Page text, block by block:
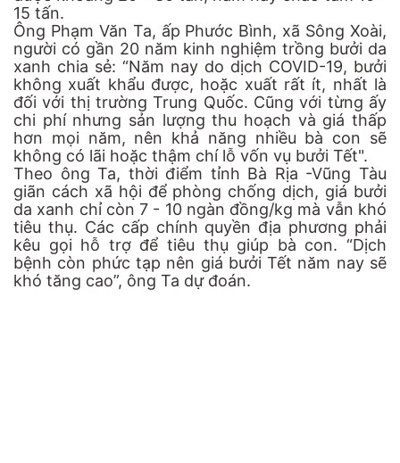
15 tấn.
Ông Phạm Văn Ta, ấp Phước Bình, xã Sông Xoài,
người có gần 20 năm kinh nghiệm trồng bưởi da
xanh chia sẻ: “Năm nay do dịch COVID-19, bưởi
không xuất khẩu được, hoặc xuất rất ít, nhất là
đối với thị trường Trung Quốc. Cũng với từng ấy
chi phí nhưng sản lượng thu hoạch và giá thấp
hơn mọi năm, nên khả năng nhiều bà con sẽ
không có lãi hoặc thậm chí lỗ vốn vụ bưởi Tết".
Theo ông Ta, thời điểm tỉnh Bà Rịa -Vũng Tàu
giãn cách xã hội để phòng chống dịch, giá bưởi
da xanh chỉ còn 7 - 10 ngàn đồng/kg mà vẫn khó
tiêu thụ. Các cấp chính quyền địa phương phải
kêu gọi hỗ trợ để tiêu thụ giúp bà con. “Dịch
bệnh còn phức tạp nên giá bưởi Tết năm nay sẽ
khó tăng cao”, ông Ta dự đoán.